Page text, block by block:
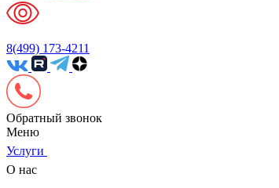
8(499) 173-4211
Обратный звонок
Меню
Услуги
О нас